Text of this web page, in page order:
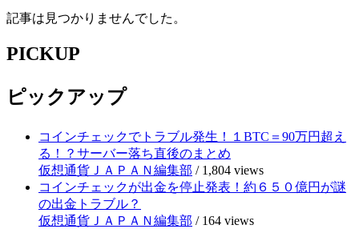
記事は見つかりませんでした。
PICKUP
ピックアップ
コインチェックでトラブル発生！１BTC＝90万円超え
る！？サーバー落ち直後のまとめ
仮想通貨ＪＡＰＡＮ編集部 / 1,804 views
コインチェックが出金を停止発表！約６５０億円が謎
の出金トラブル？
仮想通貨ＪＡＰＡＮ編集部 / 164 views